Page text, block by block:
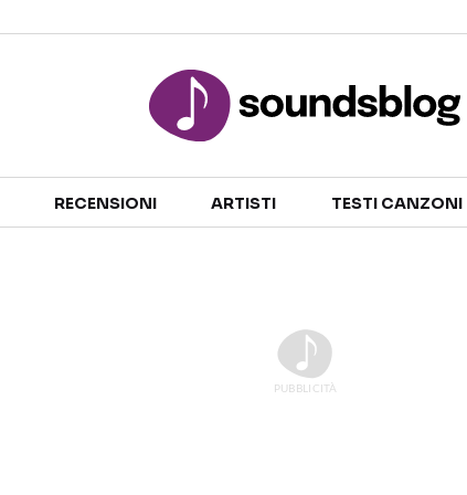
TALENT SHOW
RECENSIONI ARTISTI TESTI CANZONI